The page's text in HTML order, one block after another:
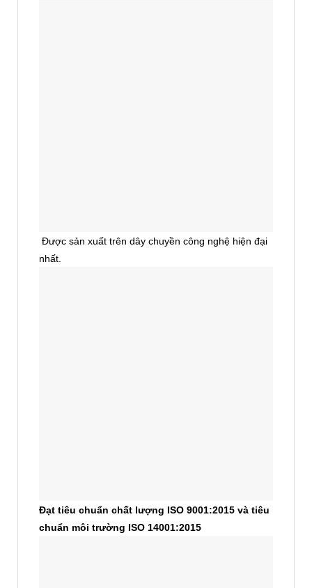
Được sản xuất trên dây chuyền công nghệ hiện đại
nhất.
Đạt tiêu chuẩn chất lượng ISO 9001:2015 và tiêu
chuẩn môi trường ISO 14001:2015